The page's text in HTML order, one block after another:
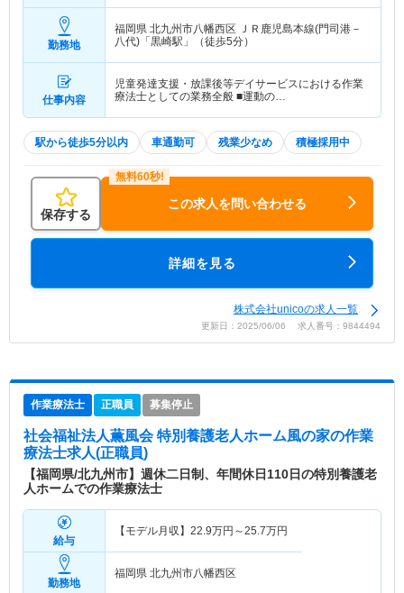
勤務地
福岡県 北九州市八幡西区 ＪＲ鹿児島本線(門司港－
八代)「黒崎駅」（徒歩5分）
仕事内容
児童発達支援・放課後等デイサービスにおける作業
療法士としての業務全般 ■運動の…
駅から徒歩5分以内 車通勤可 残業少なめ 積極採用中
保存する
この求人を問い合わせる
詳細を見る
株式会社unicoの求人一覧
更新日：2025/06/06 求人番号：9844494
作業療法士 正職員 募集停止
社会福祉法人薫風会 特別養護老人ホーム風の家の作業
療法士求人(正職員)
【福岡県/北九州市】週休二日制、年間休日110日の特別養護老
人ホームでの作業療法士
給与
【モデル月収】 22.9万円～25.7万円
勤務地
福岡県 北九州市八幡西区